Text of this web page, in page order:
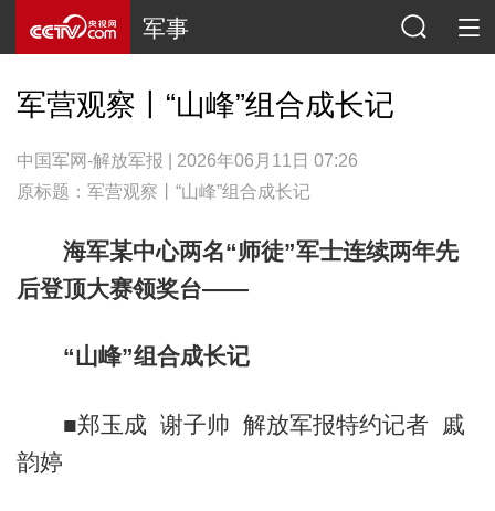
军事
军营观察丨“山峰”组合成长记
中国军网-解放军报 | 2026年06月11日 07:26
原标题：军营观察丨“山峰”组合成长记
海军某中心两名“师徒”军士连续两年先
后登顶大赛领奖台——
“山峰”组合成长记
■郑玉成 谢子帅 解放军报特约记者 戚
韵婷